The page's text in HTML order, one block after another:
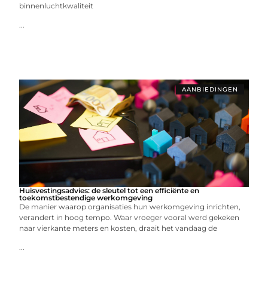
binnenluchtkwaliteit
...
AANBIEDINGEN
Huisvestingsadvies: de sleutel tot een efficiënte en
toekomstbestendige werkomgeving
De manier waarop organisaties hun werkomgeving inrichten,
verandert in hoog tempo. Waar vroeger vooral werd gekeken
naar vierkante meters en kosten, draait het vandaag de
...